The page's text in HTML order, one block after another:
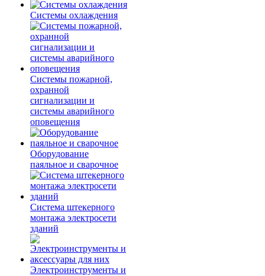
Системы охлаждения
Системы пожарной,
охранной
сигнализации и
системы аварийного
оповещения
Оборудование
паяльное и сварочное
Система штекерного
монтажа электросети
зданий
Электроинструменты и